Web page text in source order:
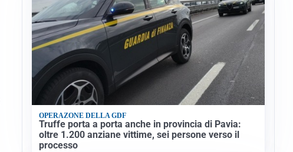
OPERAZONE DELLA GDF
Truffe porta a porta anche in provincia di Pavia:
oltre 1.200 anziane vittime, sei persone verso il
processo